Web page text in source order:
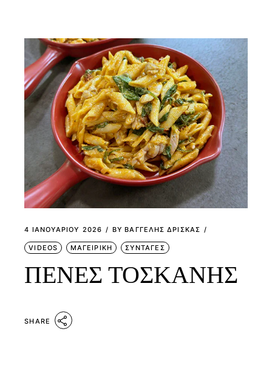
4 ΙΑΝΟΥΑΡΊΟΥ 2026 BY ΒΑΓΓΕΛΗΣ ΔΡΙΣΚΑΣ
VIDEOS ΜΑΓΕΙΡΙΚΗ ΣΥΝΤΑΓΕΣ
ΠΕΝΕΣ ΤΟΣΚΑΝΗΣ
SHARE